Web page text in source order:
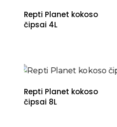
Repti Planet kokoso
čipsai 4L
Repti Planet kokoso
čipsai 8L